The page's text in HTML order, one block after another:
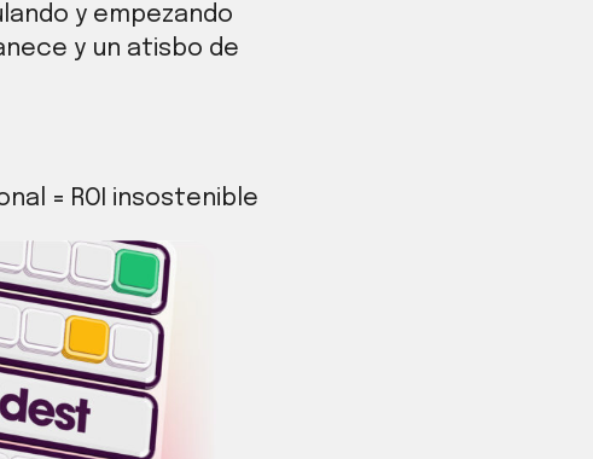
y empezando
y un atisbo de
= ROI insostenible